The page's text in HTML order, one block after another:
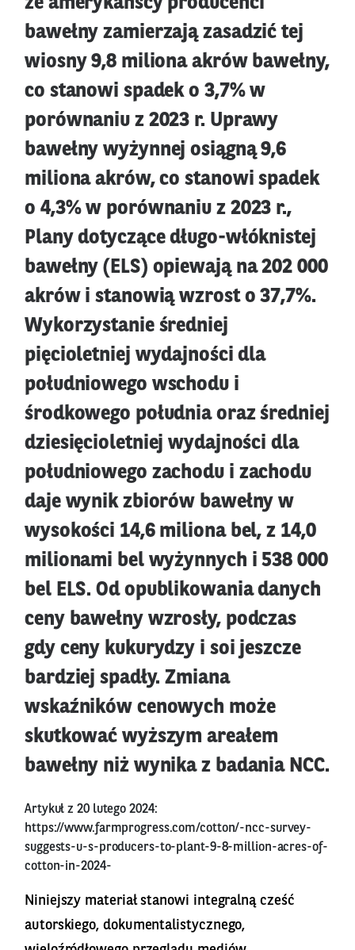
bawełny zamierzają zasadzić tej
wiosny 9,8 miliona akrów bawełny,
co stanowi spadek o 3,7% w
porównaniu z 2023 r. Uprawy
bawełny wyżynnej osiągną 9,6
miliona akrów, co stanowi spadek
o 4,3% w porównaniu z 2023 r.,
Plany dotyczące długo-włóknistej
bawełny (ELS) opiewają na 202 000
akrów i stanowią wzrost o 37,7%.
Wykorzystanie średniej
pięcioletniej wydajności dla
południowego wschodu i
środkowego południa oraz średniej
dziesięcioletniej wydajności dla
południowego zachodu i zachodu
daje wynik zbiorów bawełny w
wysokości 14,6 miliona bel, z 14,0
milionami bel wyżynnych i 538 000
bel ELS. Od opublikowania danych
ceny bawełny wzrosły, podczas
gdy ceny kukurydzy i soi jeszcze
bardziej spadły. Zmiana
wskaźników cenowych może
skutkować wyższym areałem
bawełny niż wynika z badania NCC.
Artykuł z 20 lutego 2024:
https://www.farmprogress.com/cotton/-ncc-survey-
suggests-u-s-producers-to-plant-9-8-million-acres-of-
cotton-in-2024-
Niniejszy materiał stanowi integralną cześć
autorskiego, dokumentalistycznego,